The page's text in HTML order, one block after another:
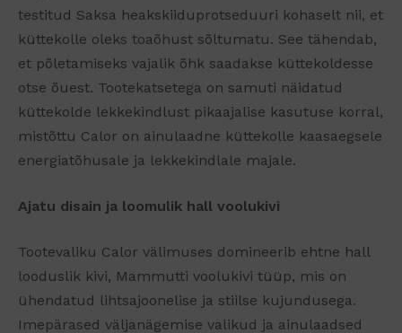
testitud Saksa heakskiiduprotseduuri kohaselt nii, et
küttekolle oleks toaõhust sõltumatu. See tähendab,
et põletamiseks vajalik õhk saadakse küttekoldesse
otse õuest. Tootekatsetega on samuti näidatud
küttekolde lekkekindlust pikaajalise kasutuse korral,
mistõttu Calor on ainulaadne küttekolle kaasaegsele
energiatõhusale ja lekkekindlale majale.
Ajatu disain ja loomulik hall voolukivi
Tootevaliku Calor välimuses domineerib ehtne hall
looduslik kivi, Mammutti voolukivi tüüp, mis on
ühendatud lihtsajoonelise ja stiilse kujundusega.
Imepärased väljanägemise valikud ja ainulaadsed